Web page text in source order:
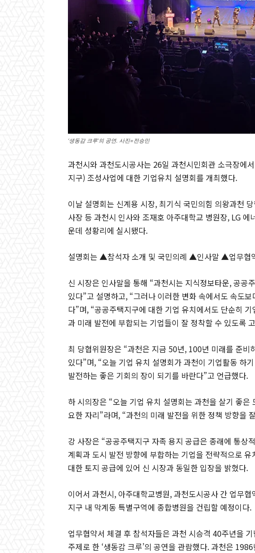
‘생동감 크루’의 공연. 사진=전승민
과천시와 과천도시공사는 26일 과천시민회관 소극장에
지구) 조성사업에 대한 기업유치 설명회를 개최했다.
이날 설명회는 신계용 시장, 최기식 국민의힘 의왕과천
사장 등 과천시 인사와 조재호 아주대학교 병원장, LG
운데 성황리에 실시됐다.
설명회는 ▲참석자 소개 및 국민의례 ▲인사말 ▲업무
신 시장은 인사말을 통해 “과천시는 지식정보타운, 공공
있다”고 설명하고, “그러나 이러한 변화 속에서도 속도
다”며, “공공주택지구에 대한 기업 유치에서도 단순히
과 미래 발전에 부합되는 기업들이 잘 정착할 수 있도록
최 당협위원장은 “과천은 지금 50년, 100년 미래를 준
있다”며, “오늘 기업 유치 설명회가 과천이 기업활동 하
발전하는 좋은 기회의 장이 되기를 바란다”고 언급했다.
하 시의장은 “오늘 기업 유치 설명회는 과천을 살기 좋
요한 자리”라며, “과천의 미래 발전을 위한 정책 방향을
강 사장은 “공공주택지구 자족 용지 공급은 종래에 통상
계획과 도시 발전 방향에 부합하는 기업을 전략적으로
대한 토지 공급에 있어 신 시장과 동일한 입장을 밝혔다.
이어서 과천시, 아주대학교병원, 과천도시공사 간 업무
지구 내 막계동 특별구역에 종합병원을 건립할 예정이다.
업무협약서 체결 후 참석자들은 과천 시승격 40주년을
주제로 한 ‘생동감 크루’의 공연을 관람했다. 과천은